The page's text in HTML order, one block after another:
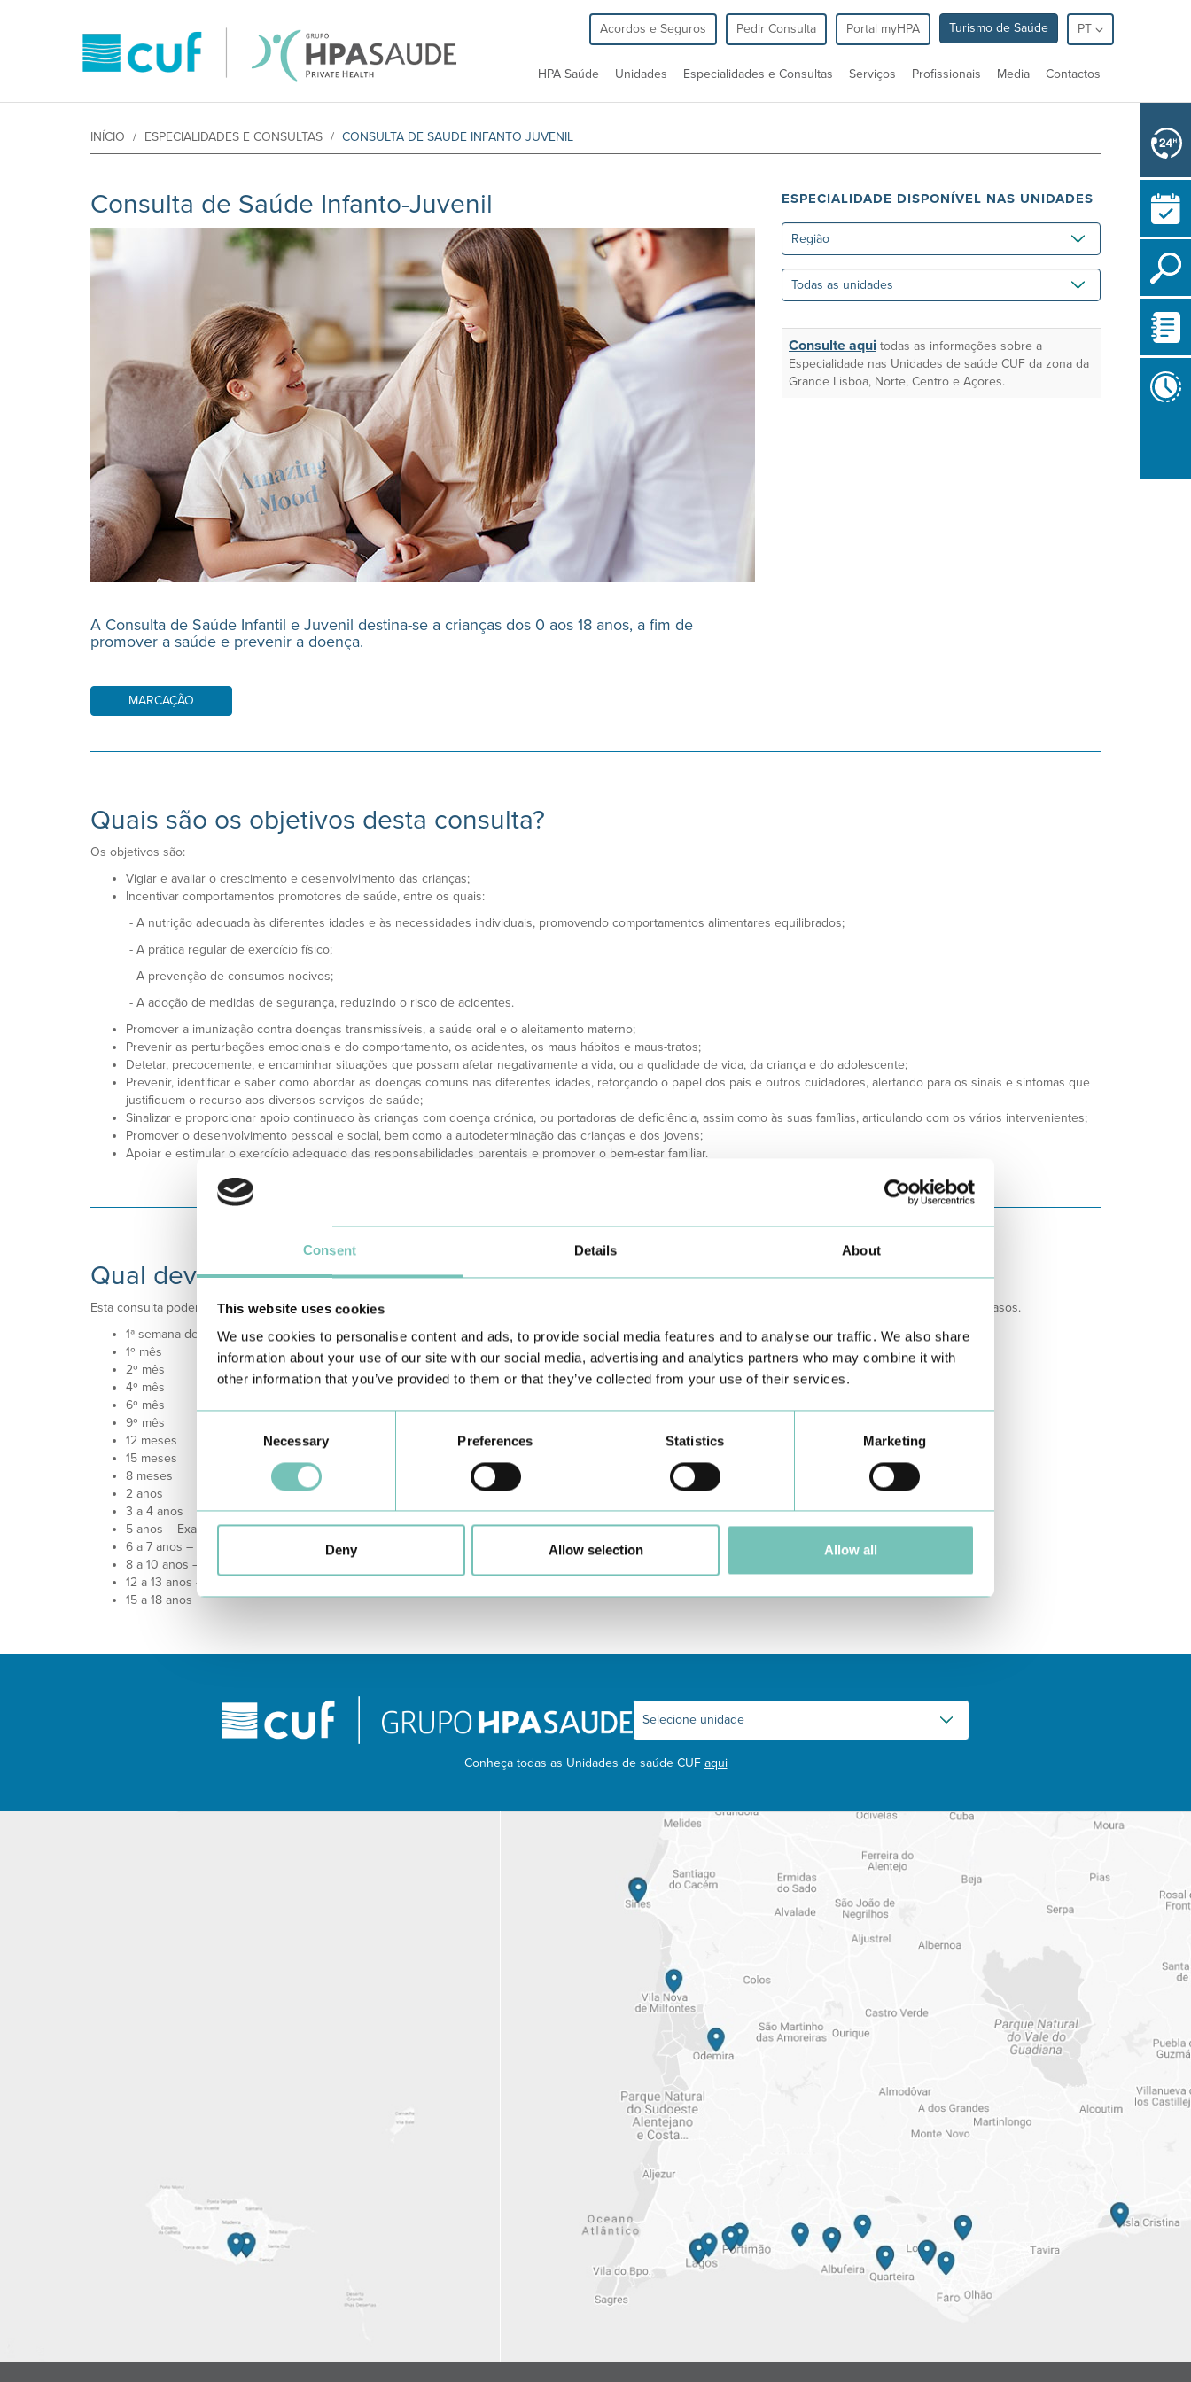
Consent Details About
This website uses cookies
We use cookies to personalise content and ads, to provide social media features and to analyse our traffic. We also share
information about your use of our site with our social media, advertising and analytics partners who may combine it with
other information that you’ve provided to them or that they’ve collected from your use of their services.
Necessary Preferences Statistics Marketing
Deny Allow selection Allow all
Acordos e Seguros Pedir Consulta Portal myHPA Turismo de Saúde PT
HPA Saúde Unidades Especialidades e Consultas Serviços Profissionais Media Contactos
INÍCIO ESPECIALIDADES E CONSULTAS CONSULTA DE SAUDE INFANTO JUVENIL
Consulta de Saúde Infanto-Juvenil
A Consulta de Saúde Infantil e Juvenil destina-se a crianças dos 0 aos 18 anos, a fim de
promover a saúde e prevenir a doença.
MARCAÇÃO
ESPECIALIDADE DISPONÍVEL NAS UNIDADES
Região
Todas
Consulte aqui todas as informações sobre a
Especialidade nas Unidades de saúde CUF da zona da
Grande Lisboa, Norte, Centro e Açores.
Quais são os objetivos desta consulta?
Os objetivos são:
Vigiar e avaliar o crescimento e desenvolvimento das crianças;
Incentivar comportamentos promotores de saúde, entre os quais:
- A nutrição adequada às diferentes idades e às necessidades individuais, promovendo comportamentos alimentares equilibrados;
- A prática regular de exercício físico;
- A prevenção de consumos nocivos;
- A adoção de medidas de segurança, reduzindo o risco de acidentes.
Promover a imunização contra doenças transmissíveis, a saúde oral e o aleitamento materno;
Prevenir as perturbações emocionais e do comportamento, os acidentes, os maus hábitos e maus-tratos;
Detetar, precocemente, e encaminhar situações que possam afetar negativamente a vida, ou a qualidade de vida, da criança e do adolescente;
Prevenir, identificar e saber como abordar as doenças comuns nas diferentes idades, reforçando o papel dos pais e outros cuidadores, alertando para os sinais e sintomas que
justifiquem o recurso aos diversos serviços de saúde;
Sinalizar e proporcionar apoio continuado às crianças com doença crónica, ou portadoras de deficiência, assim como às suas famílias, articulando com os vários intervenientes;
Promover o desenvolvimento pessoal e social, bem como a autodeterminação das crianças e dos jovens;
Apoiar e estimular o exercício adequado das responsabilidades parentais e promover o bem-estar familiar.
Qual deve ser a periodicidade?
Esta consulta poderá ter a seguinte periodicidade, segundo a recomendação da Direção-Geral da Saúde (DGS). No entanto, deverá ser adaptada em determinados casos.
1ª semana de vida
1º mês
2º mês
4º mês
6º mês
9º mês
12 meses
15 meses
8 meses
2 anos
3 a 4 anos
5 anos – Exame global de saúde
6 a 7 anos – (final 1º ano de escolaridade)
8 a 10 anos – (ano do início do 2º ciclo do ensino básico)
12 a 13 anos – Exame global de saúde
15 a 18 anos
Conheça todas as Unidades de saúde CUF aqui